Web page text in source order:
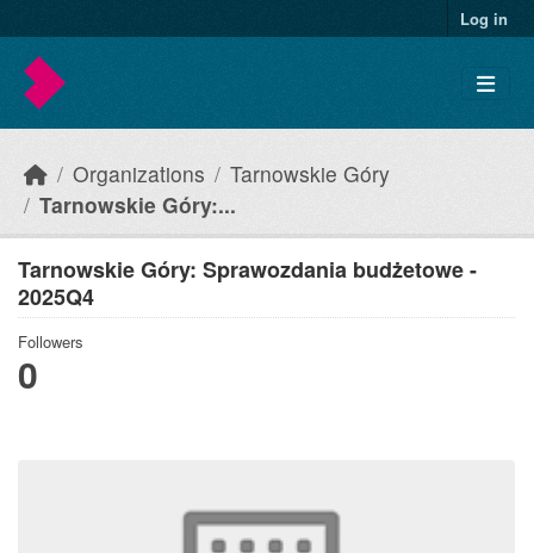
Log in
Organizations
Tarnowskie Góry
Tarnowskie Góry:...
Tarnowskie Góry: Sprawozdania budżetowe -
2025Q4
Followers
0